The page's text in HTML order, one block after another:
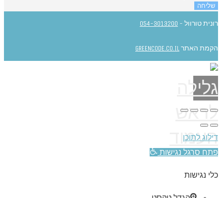
שליחה
רונית טורוול - 054-3013200
הקמת האתרGREENCODE.CO.IL
גלילה
לראש
העמוד
דילוג לתוכן
פתח סרגל נגישות
כלי נגישות